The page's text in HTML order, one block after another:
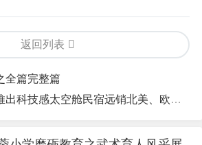
返回列表
全篇完整篇
技感太空舱民宿远销北美、欧洲等多个国家和地区